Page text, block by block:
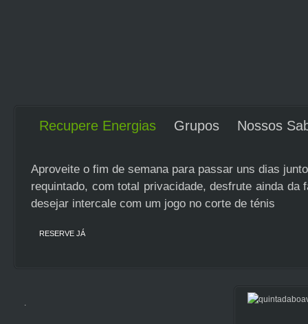
Recupere Energias Grupos Nossos
Aproveite o fim de semana para passar uns dias
requintado, com total privacidade, desfrute ainda da
desejar intercale com um jogo no corte de ténis
RESERVE JÁ
.